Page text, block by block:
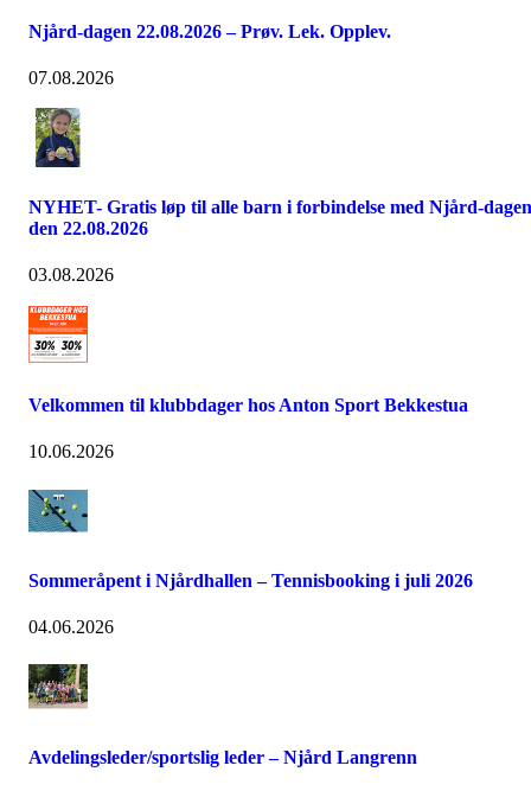
Njård-dagen 22.08.2026 – Prøv. Lek. Opplev.
07.08.2026
NYHET- Gratis løp til alle barn i forbindelse med Njård-dagen
den 22.08.2026
03.08.2026
Velkommen til klubbdager hos Anton Sport Bekkestua
10.06.2026
Sommeråpent i Njårdhallen – Tennisbooking i juli 2026
04.06.2026
Avdelingsleder/sportslig leder – Njård Langrenn